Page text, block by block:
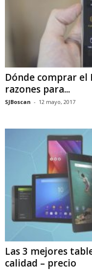
Dónde comprar el
razones para...
SJBoscan - 12 mayo, 2017
Las 3 mejores
calidad – precio